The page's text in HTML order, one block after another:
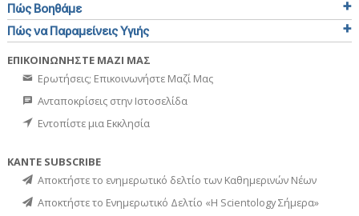
Πώς Βοηθάμε
Πώς να Παραμείνεις Υγιής
ΕΠΙΚΟΙΝΩΝΗΣΤΕ ΜΑΖΙ ΜΑΣ
Ερωτήσεις; Επικοινωνήστε Μαζί Μας
Ανταποκρίσεις στην Ιστοσελίδα
Εντοπίστε μια Εκκλησία
ΚΑΝΤΕ SUBSCRIBE
Αποκτήστε το ενημερωτικό δελτίο των Καθημερινών Νέων
Αποκτήστε το Ενημερωτικό Δελτίο «Η Scientology Σήμερα»